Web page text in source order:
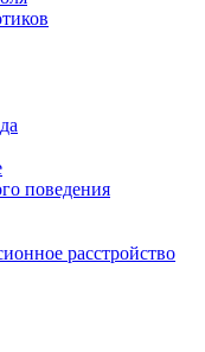
поведения
расстройство